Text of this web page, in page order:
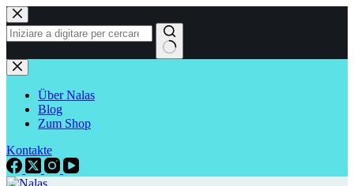
Salta
al
contenuto
Nessun
risultato
Über Nalas
Blog
Zum Shop
Kontakte